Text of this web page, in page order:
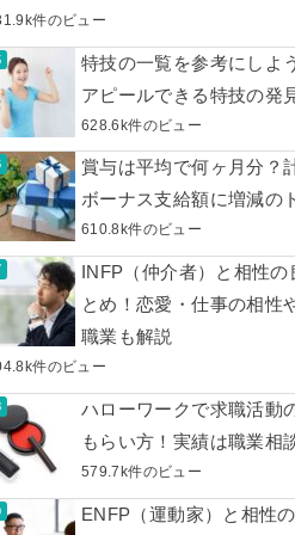
件のビュー
特技の一覧を参考にしよ
アピールできる特技の発
628.6k件のビュー
賞与は平均で何ヶ月分？
ボーナス支給額に増減の
610.8k件のビュー
INFP（仲介者）と相性の
とめ！恋愛・仕事の相性
職業も解説
件のビュー
ハローワークで求職活動
もらい方！実績は職業相
579.7k件のビュー
ENFP（運動家）と相性